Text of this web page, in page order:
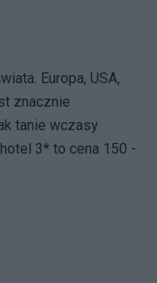
Europa, USA,
znacznie
tanie wczasy
3* to cena 150 -